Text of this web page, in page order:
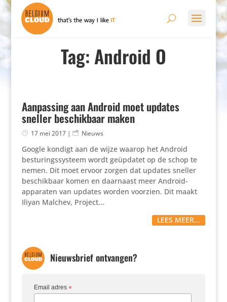
Tag: Android O
Aanpassing aan Android moet updates
sneller beschikbaar maken
17 mei 2017| Nieuws
Google kondigt aan de wijze waarop het Android
besturingssysteem wordt geüpdatet op de schop te
nemen. Dit moet ervoor zorgen dat updates sneller
beschikbaar komen en daarnaast meer Android-
apparaten van updates worden voorzien. Dit maakt
Iliyan Malchev, Project...
LEES MEER...
Nieuwsbrief ontvangen?
Email adres *